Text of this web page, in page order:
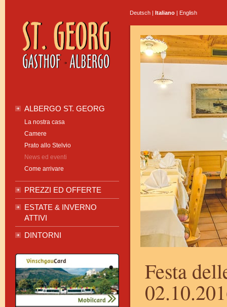
Festa
ALBERGO ST. GEORG
La nostra casa
Camere
Prato allo Stelvio
News ed eventi
Come arrivare
PREZZI ED OFFERTE
ESTATE & INVERNO
ATTIVI
DINTORNI
Deutsch | Italiano | English